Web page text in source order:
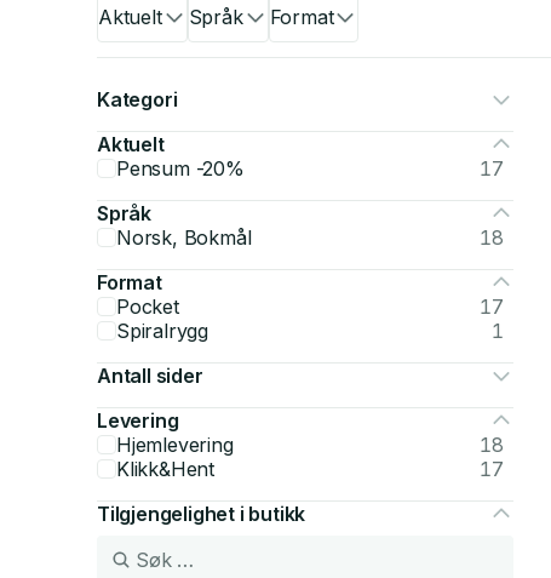
Aktuelt Språk Format
Kategori
Aktuelt
Pensum -20%
17
Språk
Norsk, Bokmål
18
Format
Pocket
17
Spiralrygg
1
Antall sider
Levering
Hjemlevering
18
Klikk&Hent
17
Tilgjengelighet i butikk